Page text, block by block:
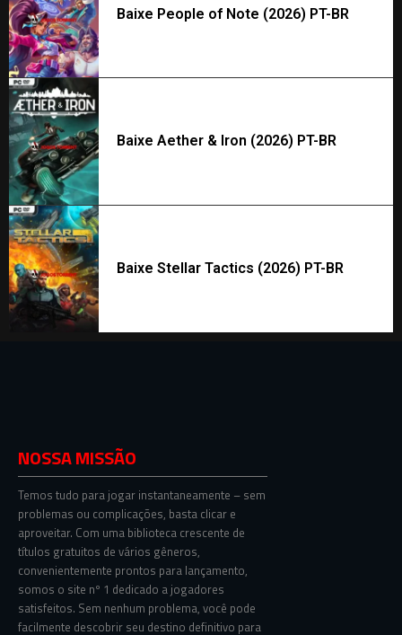
Baixe People of Note (2026) PT-BR
Baixe Aether & Iron (2026) PT-BR
Baixe Stellar Tactics (2026) PT-BR
NOSSA MISSÃO
Temos tudo para jogar instantaneamente – sem
problemas ou complicações, basta clicar e
aproveitar. Com uma biblioteca crescente de
títulos gratuitos de vários gêneros,
convenientemente prontos para lançamento,
somos o site nº 1 dedicado a jogadores
satisfeitos. Sem nenhum problema, você pode
facilmente descobrir seu destino definitivo para